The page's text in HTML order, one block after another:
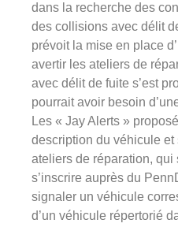
dans la recherche des
des collisions avec délit
prévoit la mise en place
avertir les ateliers de
avec délit de fuite s’est
pourrait avoir besoin
Les « Jay Alerts »
description du véhicule
ateliers de réparation, qui
s’inscrire auprès du
signaler un véhicule
d’un véhicule répertorié